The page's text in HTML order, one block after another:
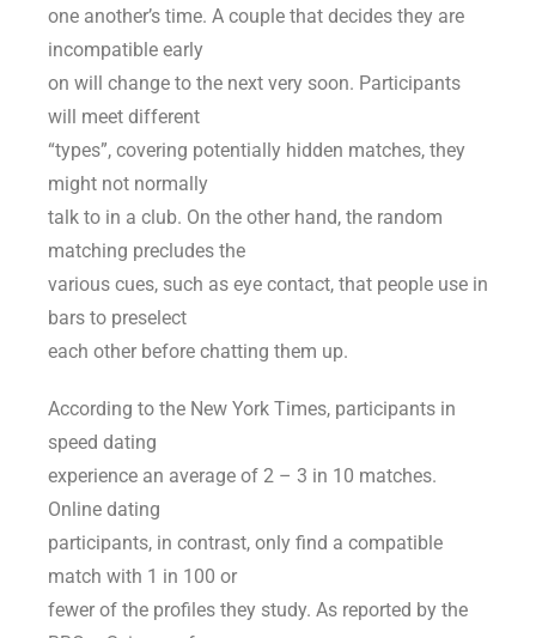
one another’s time. A couple that decides they are
incompatible early
on will change to the next very soon. Participants
will meet different
“types”, covering potentially hidden matches, they
might not normally
talk to in a club. On the other hand, the random
matching precludes the
various cues, such as eye contact, that people use in
bars to preselect
each other before chatting them up.
According to the New York Times, participants in
speed dating
experience an average of 2 – 3 in 10 matches.
Online dating
participants, in contrast, only find a compatible
match with 1 in 100 or
fewer of the profiles they study. As reported by the